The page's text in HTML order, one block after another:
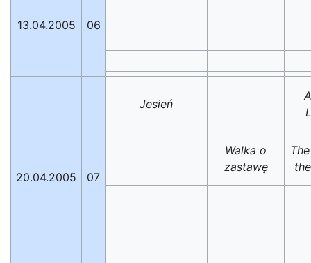
13.04.2005 06
20.04.2005 07
Jesień
Walka o
zastawę